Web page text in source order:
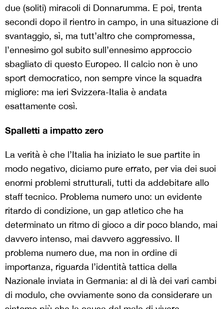
due (soliti) miracoli di Donnarumma. E poi, trenta
secondi dopo il rientro in campo, in una situazione di
svantaggio, sì, ma tutt’altro che compromessa,
l’ennesimo gol subito sull’ennesimo approccio
sbagliato di questo Europeo. Il calcio non è uno
sport democratico, non sempre vince la squadra
migliore: ma ieri Svizzera-Italia è andata
esattamente così.
Spalletti a impatto zero
La verità è che l’Italia ha iniziato le sue partite in
modo negativo, diciamo pure errato, per via dei suoi
enormi problemi strutturali, tutti da addebitare allo
staff tecnico. Problema numero uno: un evidente
ritardo di condizione, un gap atletico che ha
determinato un ritmo di gioco a dir poco blando, mai
davvero intenso, mai davvero aggressivo. Il
problema numero due, ma non in ordine di
importanza, riguarda l’identità tattica della
Nazionale inviata in Germania: al di là dei vari cambi
di modulo, che ovviamente sono da considerare un